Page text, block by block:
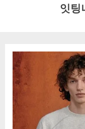
잇팅